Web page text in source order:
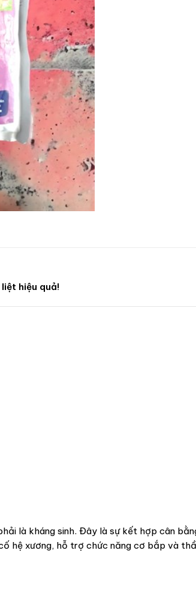
hiệu quả!
là kháng sinh. Đây là sự kết hợp cân
hệ xương, hỗ trợ chức năng cơ bắp và